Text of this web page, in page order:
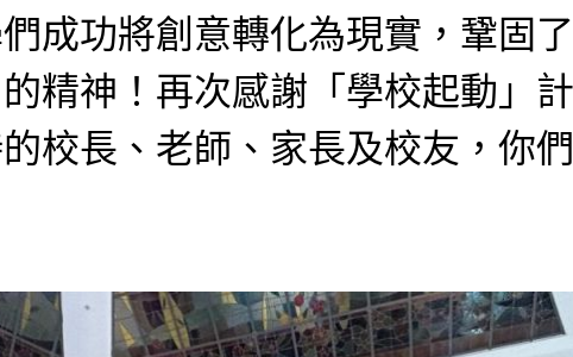
成功將創意轉化為現實，鞏固
精神！再次感謝「學校起動」
校長、老師、家長及校友，你